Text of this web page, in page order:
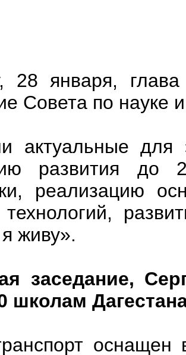
28 января,
Совета по науке
актуальные
развития до
реализацию
живу».
заседание,
школам
оснащен